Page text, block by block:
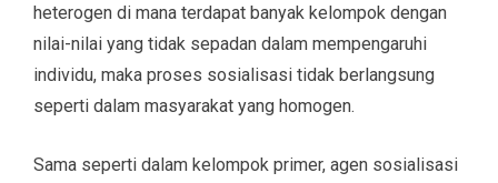
heterogen di mana terdapat banyak kelompok dengan
nilai-nilai yang tidak sepadan dalam mempengaruhi
individu, maka proses sosialisasi tidak berlangsung
seperti dalam masyarakat yang homogen.
Sama seperti dalam kelompok primer, agen sosialisasi